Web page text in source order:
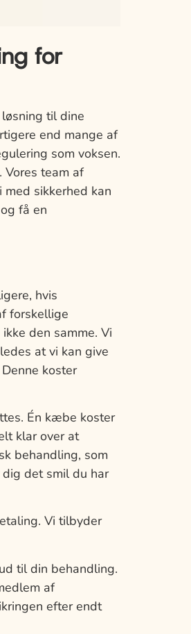
for
til dine
end mange af
som voksen.
Vores team af
sikkerhed kan
få en
hvis
forskellige
den samme. Vi
at vi kan give
koster
Én kæbe koster
klar over at
behandling, som
det smil du har
Vi tilbyder
til din behandling.
af
efter endt